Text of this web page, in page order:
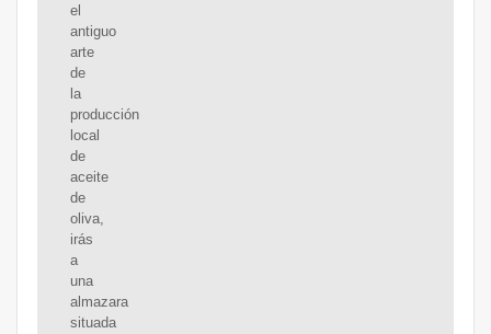
el
antiguo
arte
de
la
producción
local
de
aceite
de
oliva,
irás
a
una
almazara
situada